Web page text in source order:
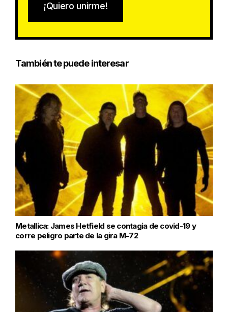
¡Quiero unirme!
También te puede interesar
Metallica: James Hetfield se contagia de covid-19 y
corre peligro parte de la gira M-72